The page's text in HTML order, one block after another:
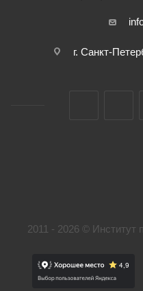
г. Санкт-
2011 - 2026 © Институт